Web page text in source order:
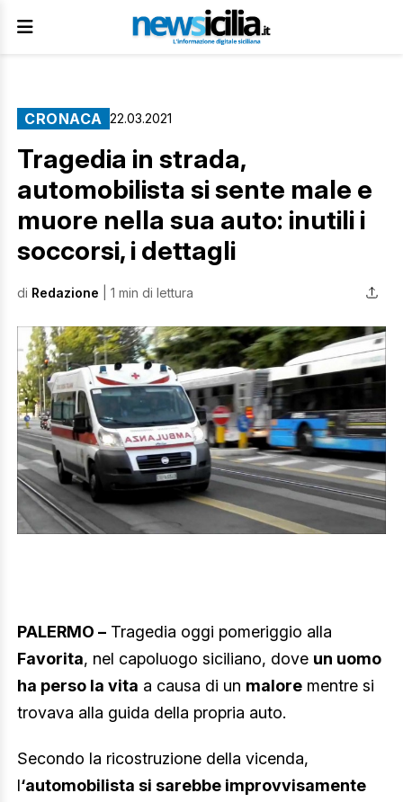
CRONACA 22.03.2021
Tragedia in strada,
automobilista si sente male e
muore nella sua auto: inutili i
soccorsi, i dettagli
di Redazione | 1 min di lettura
PALERMO – Tragedia oggi pomeriggio alla
Favorita, nel capoluogo siciliano, dove un uomo
ha perso la vita a causa di un malore mentre si
trovava alla guida della propria auto.
Secondo la ricostruzione della vicenda,
l‘automobilista si sarebbe improvvisamente